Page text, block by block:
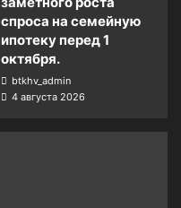
спроса на семейную
ипотеку перед 1
октября.
btkhv_admin
4 августа 2026